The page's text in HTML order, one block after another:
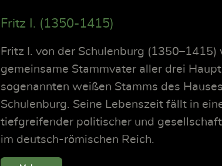
Fritz I. (1350-1415)
Fritz I. von der Schulenburg (1350–1415)
gemeinsame Stammvater aller drei
sogenannten weißen Stamms des
Schulenburg. Seine Lebenszeit fällt in
tiefgreifender politischer und
im deutsch-römischen Reich.